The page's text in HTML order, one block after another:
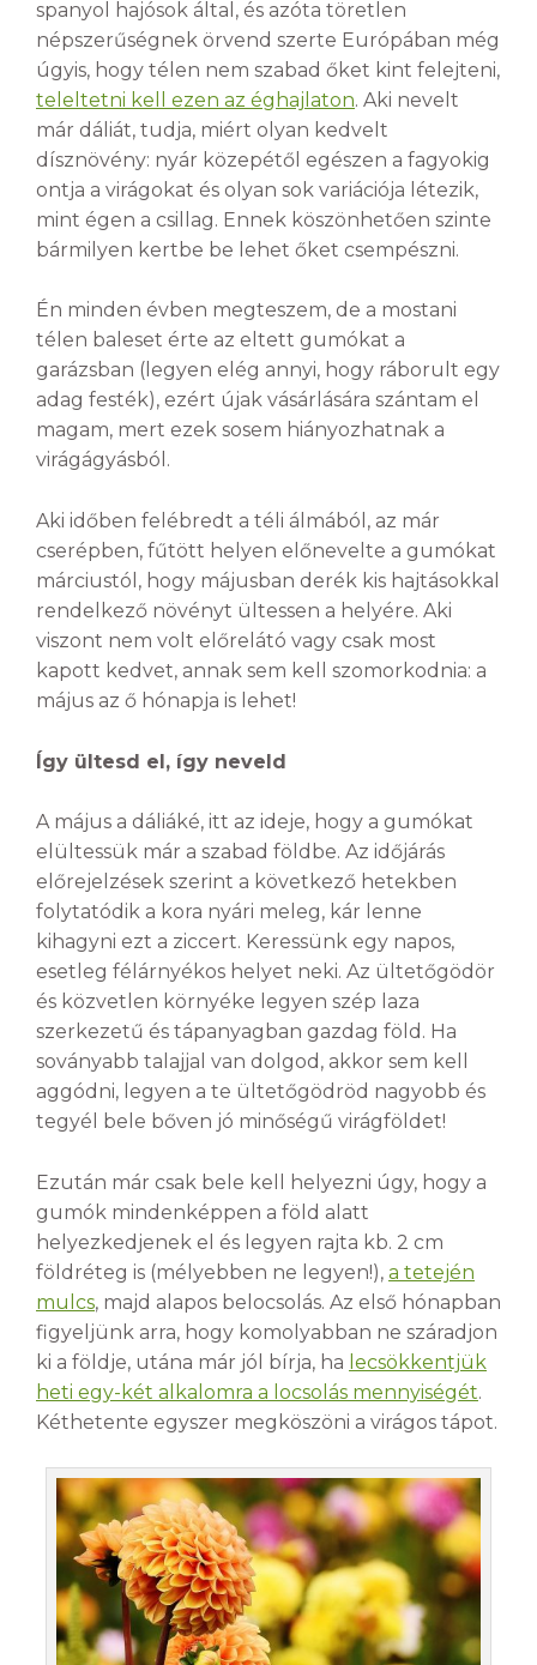
spanyol hajósok által, és azóta töretlen
népszerűségnek örvend szerte Európában még
úgyis, hogy télen nem szabad őket kint felejteni,
teleltetni kell ezen az éghajlaton. Aki nevelt
már dáliát, tudja, miért olyan kedvelt
dísznövény: nyár közepétől egészen a fagyokig
ontja a virágokat és olyan sok variációja létezik,
mint égen a csillag. Ennek köszönhetően szinte
bármilyen kertbe be lehet őket csempészni.
Én minden évben megteszem, de a mostani
télen baleset érte az eltett gumókat a
garázsban (legyen elég annyi, hogy ráborult egy
adag festék), ezért újak vásárlására szántam el
magam, mert ezek sosem hiányozhatnak a
virágágyásból.
Aki időben felébredt a téli álmából, az már
cserépben, fűtött helyen előnevelte a gumókat
márciustól, hogy májusban derék kis hajtásokkal
rendelkező növényt ültessen a helyére. Aki
viszont nem volt előrelátó vagy csak most
kapott kedvet, annak sem kell szomorkodnia: a
május az ő hónapja is lehet!
Így ültesd el, így neveld
A május a dáliáké, itt az ideje, hogy a gumókat
elültessük már a szabad földbe. Az időjárás
előrejelzések szerint a következő hetekben
folytatódik a kora nyári meleg, kár lenne
kihagyni ezt a ziccert. Keressünk egy napos,
esetleg félárnyékos helyet neki. Az ültetőgödör
és közvetlen környéke legyen szép laza
szerkezetű és tápanyagban gazdag föld. Ha
soványabb talajjal van dolgod, akkor sem kell
aggódni, legyen a te ültetőgödröd nagyobb és
tegyél bele bőven jó minőségű virágföldet!
Ezután már csak bele kell helyezni úgy, hogy a
gumók mindenképpen a föld alatt
helyezkedjenek el és legyen rajta kb. 2 cm
földréteg is (mélyebben ne legyen!), a tetején
mulcs, majd alapos belocsolás. Az első hónapban
figyeljünk arra, hogy komolyabban ne száradjon
ki a földje, utána már jól bírja, ha lecsökkentjük
heti egy-két alkalomra a locsolás mennyiségét.
Kéthetente egyszer megköszöni a virágos tápot.